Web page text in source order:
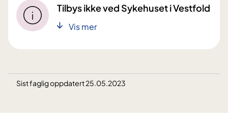
Tilbys ikke ved Sykehuset i Vestfold
Vis mer
Sist faglig oppdatert 25.05.2023